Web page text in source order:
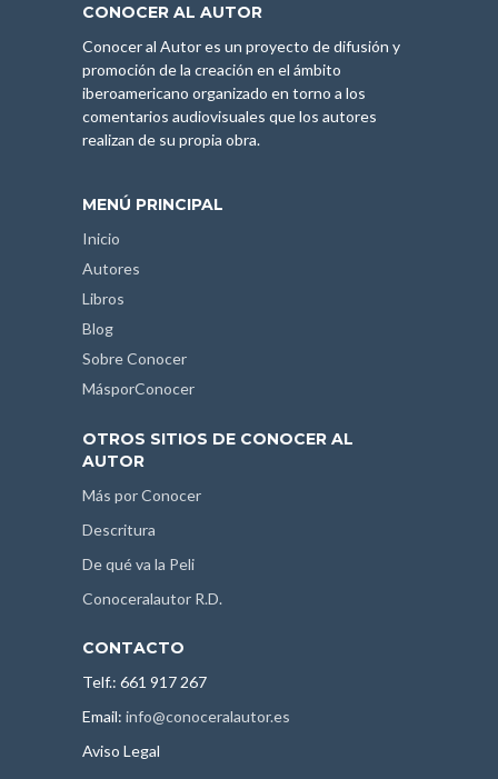
CONOCER AL AUTOR
Conocer al Autor es un proyecto de difusión y
promoción de la creación en el ámbito
iberoamericano organizado en torno a los
comentarios audiovisuales que los autores
realizan de su propia obra.
MENÚ PRINCIPAL
Inicio
Autores
Libros
Blog
Sobre Conocer
MásporConocer
OTROS SITIOS DE CONOCER AL
AUTOR
Más por Conocer
Descritura
De qué va la Peli
Conoceralautor R.D.
CONTACTO
Telf.: 661 917 267
Email: info@conoceralautor.es
Aviso Legal